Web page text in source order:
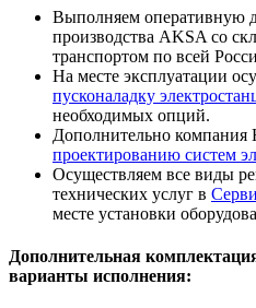
Выполняем оперативную
производства AKSA со
транспортом по всей
На месте эксплуатации
пусконаладку
необходимых опций.
Дополнительно
проектированию систем
Осуществляем все виды
технических услуг в
месте установки
Дополнительная
варианты исполнения: